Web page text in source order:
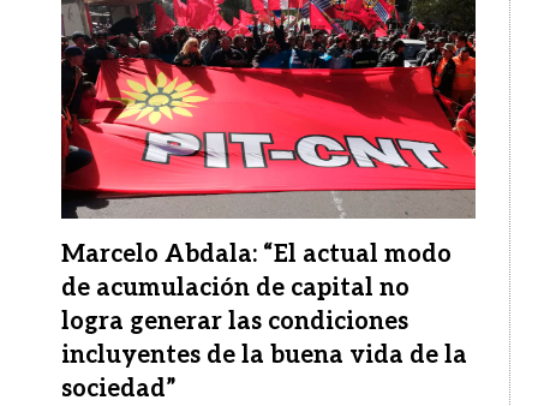
Marcelo Abdala: “El actual modo
de acumulación de capital no
logra generar las condiciones
incluyentes de la buena vida de la
sociedad”